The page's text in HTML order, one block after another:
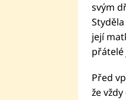
svým
její
přátelé
Před
že